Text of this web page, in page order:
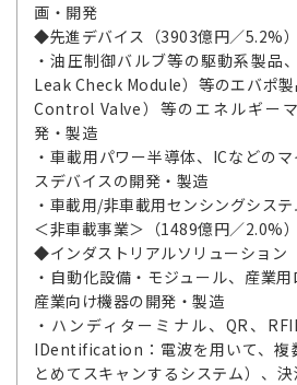
画・開発
◆先進デバイス（3903億円／5.2%）
・油圧制御バルブ等の駆動系製品
Leak Check Module）等のエバポ
Control Valve）等のエネルギー
発・製造
・車載用パワー半導体、ICなどの
スデバイスの開発・製造
・車載用/非車載用センシングシス
＜非車載事業＞（1489億円／2.0%）
◆インダストリアルソリューション
・自動化設備・モジュール、産業
産業向け機器の開発・製造
・ハンディターミナル、QR、
IDentification：電波を用いて、複
とめてスキャンするシステム）、